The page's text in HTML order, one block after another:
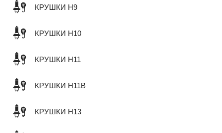
КРУШКИ H9
КРУШКИ H10
КРУШКИ H11
КРУШКИ H11B
КРУШКИ H13